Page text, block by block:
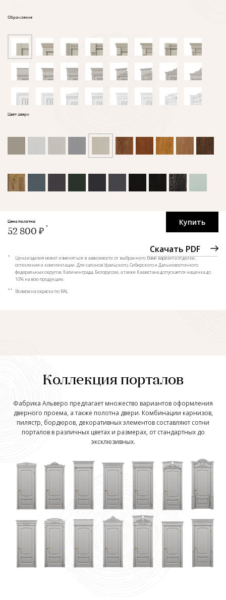
Обрамление
Цвет двери
Купить
Скачать PDF
Цена полотна:
52 800 ₽
*
Цена изделия может изменяться в зависимости от выбранного Вами варианта отделки,
остекления и комплектации. Для салонов Уральского, Сибирского и Дальневосточного
федеральных округов, Калининграда, Белоруссии, а также Казахстана допускается наценка до
10% на всю продукцию.
** Возможна окраска по RAL
Коллекция порталов
Фабрика Альверо предлагает множество вариантов оформления
дверного проема, а также полотна двери. Комбинации карнизов,
пилястр, бордюров, декоративных элементов составляют сотни
порталов в различных цветах и размерах, от стандартных до
эксклюзивных.